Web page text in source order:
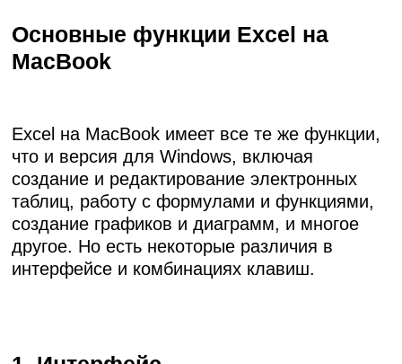
Основные функции Excel на
MacBook
Excel на MacBook имеет все те же функции,
что и версия для Windows, включая
создание и редактирование электронных
таблиц, работу с формулами и функциями,
создание графиков и диаграмм, и многое
другое. Но есть некоторые различия в
интерфейсе и комбинациях клавиш.